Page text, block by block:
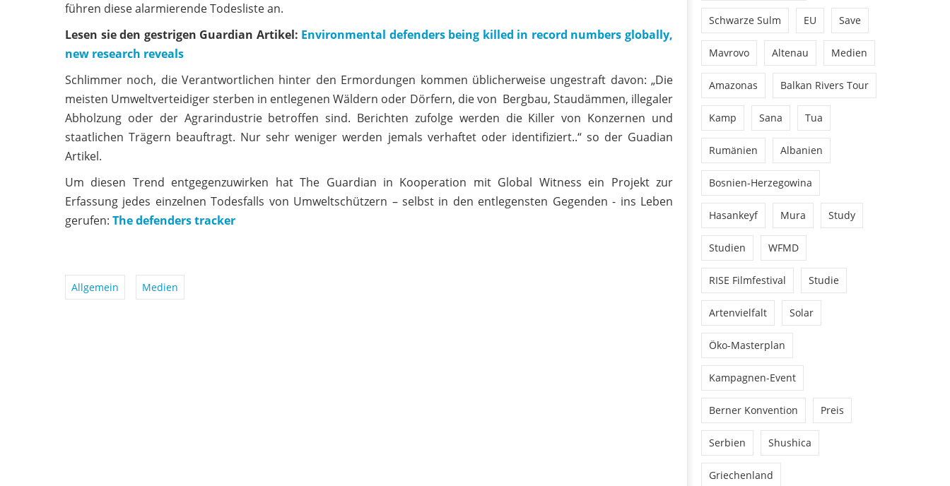
führen diese alarmierende Todesliste an.
Lesen sie den gestrigen Guardian Artikel: Environmental defenders being killed in record numbers globally,
new research reveals
Schlimmer noch, die Verantwortlichen hinter den Ermordungen kommen üblicherweise ungestraft davon: „Die
meisten Umweltverteidiger sterben in entlegenen Wäldern oder Dörfern, die von Bergbau, Staudämmen, illegaler
Abholzung oder der Agrarindustrie betroffen sind. Berichten zufolge werden die Killer von Konzernen und
staatlichen Trägern beauftragt. Nur sehr weniger werden jemals verhaftet oder identifiziert..“ so der Guadian
Artikel.
Um diesen Trend entgegenzuwirken hat The Guardian in Kooperation mit Global Witness ein Projekt zur
Erfassung jedes einzelnen Todesfalls von Umweltschützern – selbst in den entlegensten Gegenden - ins Leben
gerufen: The defenders tracker
Allgemein Medien
Schwarze Sulm EU Save
Mavrovo Altenau Medien
Amazonas Balkan Rivers Tour
Kamp Sana Tua
Rumänien Albanien
Bosnien-Herzegowina
Hasankeyf Mura Study
Studien WFMD
RISE Filmfestival Studie
Artenvielfalt Solar
Öko-Masterplan
Kampagnen-Event
Berner Konvention Preis
Serbien Shushica
Griechenland